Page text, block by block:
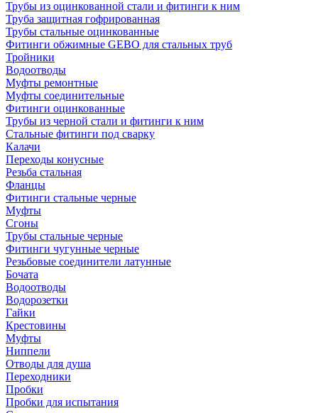
Трубы из оцинкованной стали и фитинги к ним
Труба защитная гофрированная
Трубы стальные оцинкованные
Фитинги обжимные GEBO для стальных труб
Тройники
Водоотводы
Муфты ремонтные
Муфты соединительные
Фитинги оцинкованные
Трубы из черной стали и фитинги к ним
Стальные фитинги под сварку
Калачи
Переходы конусные
Резьба стальная
Фланцы
Фитинги стальные черные
Муфты
Сгоны
Трубы стальные черные
Фитинги чугунные черные
Резьбовые соединители латунные
Бочата
Водоотводы
Водорозетки
Гайки
Крестовины
Муфты
Ниппели
Отводы для душа
Переходники
Пробки
Пробки для испытания